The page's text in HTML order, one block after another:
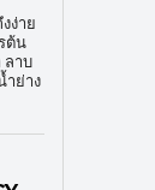
ง่าย
ต้น
ลาบ
ำย่าง